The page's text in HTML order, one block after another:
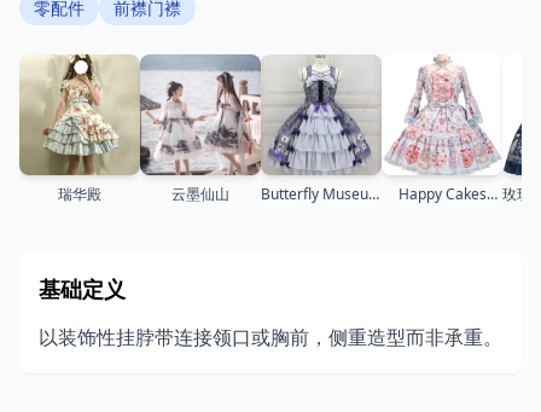
零配件 前襟门襟
瑞华殿 云墨仙山
Butterfly Museum
Happy Cakes
玫瑰
基础定义
以装饰性挂脖带连接领口或胸前，侧重造型而非承重。